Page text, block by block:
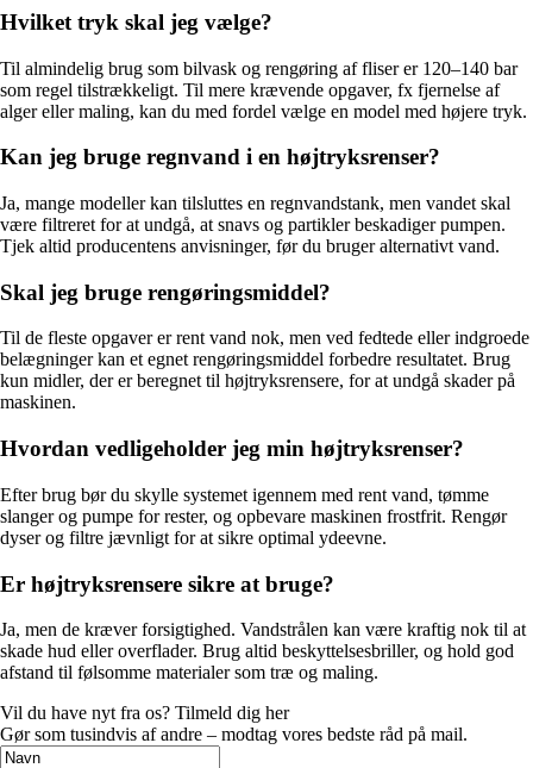
Hvilket tryk skal jeg vælge?
Til almindelig brug som bilvask og rengøring af fliser er 120–140 bar
som regel tilstrækkeligt. Til mere krævende opgaver, fx fjernelse af
alger eller maling, kan du med fordel vælge en model med højere tryk.
Kan jeg bruge regnvand i en højtryksrenser?
Ja, mange modeller kan tilsluttes en regnvandstank, men vandet skal
være filtreret for at undgå, at snavs og partikler beskadiger pumpen.
Tjek altid producentens anvisninger, før du bruger alternativt vand.
Skal jeg bruge rengøringsmiddel?
Til de fleste opgaver er rent vand nok, men ved fedtede eller indgroede
belægninger kan et egnet rengøringsmiddel forbedre resultatet. Brug
kun midler, der er beregnet til højtryksrensere, for at undgå skader på
maskinen.
Hvordan vedligeholder jeg min højtryksrenser?
Efter brug bør du skylle systemet igennem med rent vand, tømme
slanger og pumpe for rester, og opbevare maskinen frostfrit. Rengør
dyser og filtre jævnligt for at sikre optimal ydeevne.
Er højtryksrensere sikre at bruge?
Ja, men de kræver forsigtighed. Vandstrålen kan være kraftig nok til at
skade hud eller overflader. Brug altid beskyttelsesbriller, og hold god
afstand til følsomme materialer som træ og maling.
Vil du have nyt fra os? Tilmeld dig her
Gør som tusindvis af andre – modtag vores bedste råd på mail.